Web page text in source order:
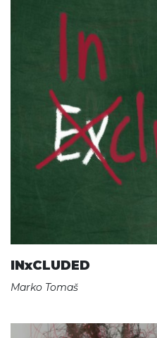
INxCLUDED
Marko Tomaš